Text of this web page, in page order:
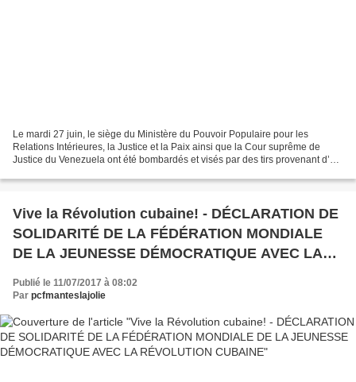
Le mardi 27 juin, le siège du Ministère du Pouvoir Populaire pour les
Relations Intérieures, la Justice et la Paix ainsi que la Cour suprême de
Justice du Venezuela ont été bombardés et visés par des tirs provenant d’un
Vive la Révolution cubaine! - DÉCLARATION DE
SOLIDARITÉ DE LA FÉDÉRATION MONDIALE
DE LA JEUNESSE DÉMOCRATIQUE AVEC LA
RÉVOLUTION CUBAINE
Publié le 11/07/2017 à 08:02
Par pcfmanteslajolie